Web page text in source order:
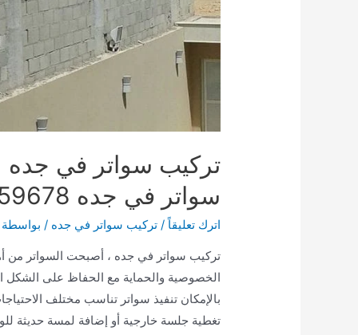
تركيب سواتر في جده
سواتر في جده 0504859678
اترك تعليقاً /تركيب سواتر في جده / بواسطة
تركيب سواتر في جده ، أصبحت السواتر من
الخصوصية والحماية مع الحفاظ على الشكل
بالإمكان تنفيذ سواتر تناسب مختلف
تغطية جلسة خارجية أو إضافة لمسة حديثة